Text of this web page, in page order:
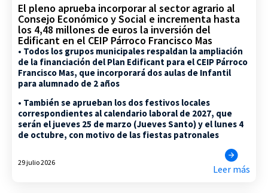
El pleno aprueba incorporar al sector agrario al
Consejo Económico y Social e incrementa hasta
los 4,48 millones de euros la inversión del
Edificant en el CEIP Párroco Francisco Mas
• Todos los grupos municipales respaldan la ampliación
de la financiación del Plan Edificant para el CEIP Párroco
Francisco Mas, que incorporará dos aulas de Infantil
para alumnado de 2 años
• También se aprueban los dos festivos locales
correspondientes al calendario laboral de 2027, que
serán el jueves 25 de marzo (Jueves Santo) y el lunes 4
de octubre, con motivo de las fiestas patronales
29 julio 2026
Leer más